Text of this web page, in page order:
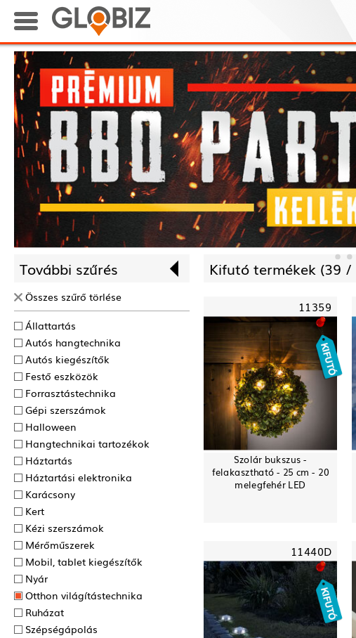
További szűrés
Összes szűrő törlése
Állattartás
Autós hangtechnika
Autós kiegészítők
Festő eszközök
Forrasztás­technika
Gépi szerszámok
Halloween
Hangtechnikai tartozékok
Háztartás
Háztartási elektronika
Karácsony
Kert
Kézi szerszámok
Mérőműszerek
Mobil, tablet kiegészítők
Nyár
Otthon világítástechnika
Ruházat
Szépségápolás
Kifutó termékek (39 /
11359
Szolár bukszus -
felakasztható - 25 cm - 20
melegfehér LED
11440D